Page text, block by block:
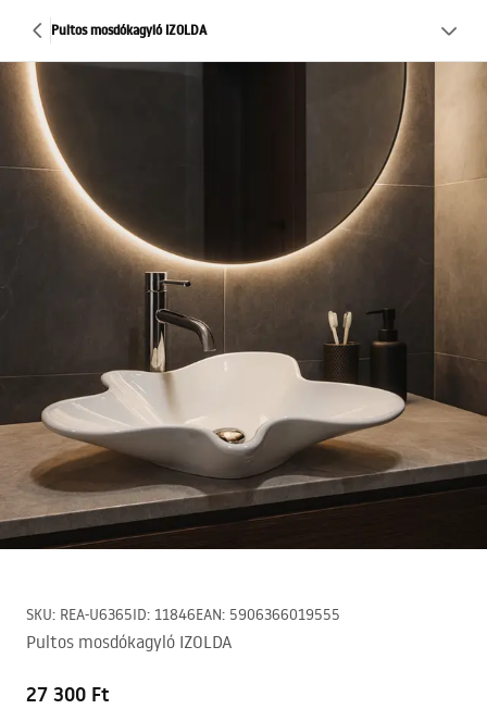
Pultos mosdókagyló IZOLDA
SKU: REA-U6365ID: 11846EAN: 5906366019555
Pultos mosdókagyló IZOLDA
27 300 Ft